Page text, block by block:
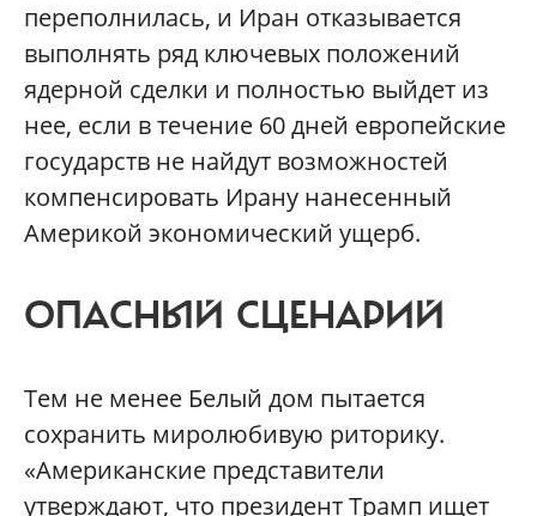
переполнилась, и Иран отказывается
выполнять ряд ключевых положений
ядерной сделки и полностью выйдет из
нее, если в течение 60 дней европейские
государств не найдут возможностей
компенсировать Ирану нанесенный
Америкой экономический ущерб.
ОПАСНЫЙ СЦЕНАРИЙ
Тем не менее Белый дом пытается
сохранить миролюбивую риторику.
«Американские представители
утверждают, что президент Трамп ищет